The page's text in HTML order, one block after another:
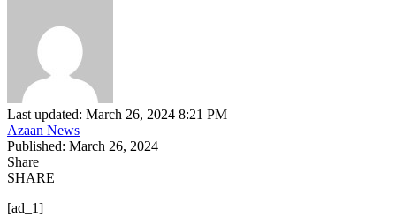
Last updated: March 26, 2024 8:21 PM
Azaan News
Published: March 26, 2024
Share
SHARE
[ad_1]